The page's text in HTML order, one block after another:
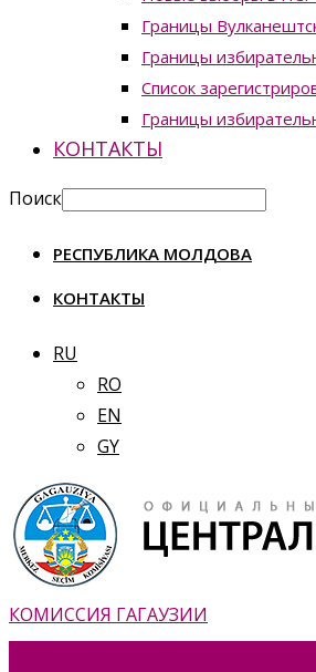
Границы
Границы
Список
Границы
КОНТАКТЫ
Поиск
РЕСПУБЛИКА МОЛДОВА
КОНТАКТЫ
RU
RO
EN
GY
КОМИССИЯ ГАГАУЗИИ